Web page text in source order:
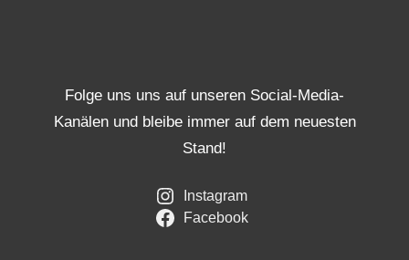
Folge uns uns auf unseren Social-Media-
Kanälen und bleibe immer auf dem neuesten
Stand!
Instagram
Facebook